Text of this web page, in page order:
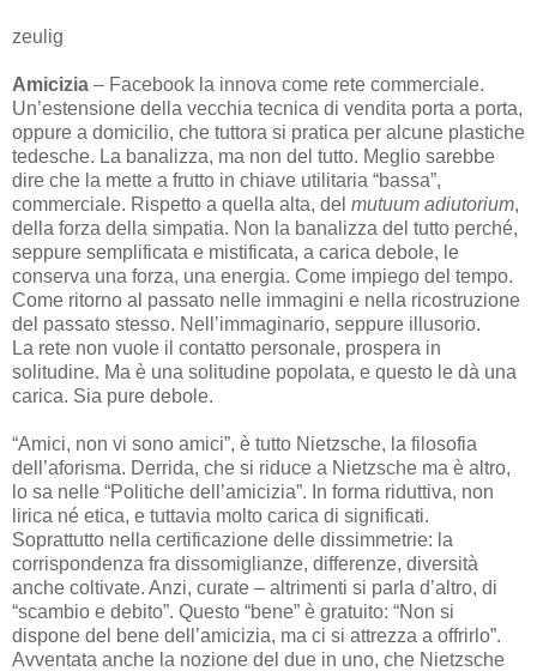
zeulig
Amicizia – Facebook la innova come rete commerciale.
Un’estensione della vecchia tecnica di vendita porta a porta,
oppure a domicilio, che tuttora si pratica per alcune plastiche
tedesche. La banalizza, ma non del tutto. Meglio sarebbe
dire che la mette a frutto in chiave utilitaria “bassa”,
commerciale. Rispetto a quella alta, del mutuum adiutorium,
della forza della simpatia. Non la banalizza del tutto perché,
seppure semplificata e mistificata, a carica debole, le
conserva una forza, una energia. Come impiego del tempo.
Come ritorno al passato nelle immagini e nella ricostruzione
del passato stesso. Nell’immaginario, seppure illusorio.
La rete non vuole il contatto personale, prospera in
solitudine. Ma è una solitudine popolata, e questo le dà una
carica. Sia pure debole.
“Amici, non vi sono amici”, è tutto Nietzsche, la filosofia
dell’aforisma. Derrida, che si riduce a Nietzsche ma è altro,
lo sa nelle “Politiche dell’amicizia”. In forma riduttiva, non
lirica né etica, e tuttavia molto carica di significati.
Soprattutto nella certificazione delle dissimmetrie: la
corrispondenza fra dissomiglianze, differenze, diversità
anche coltivate. Anzi, curate – altrimenti si parla d’altro, di
“scambio e debito”. Questo “bene” è gratuito: “Non si
dispone del bene dell’amicizia, ma ci si attrezza a offrirlo”.
Avventata anche la nozione del due in uno, che Nietzsche